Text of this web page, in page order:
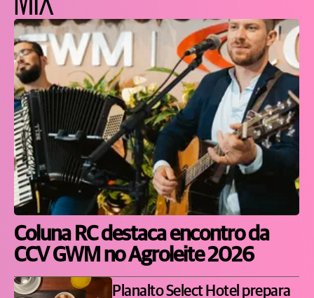
Coluna RC destaca encontro da
CCV GWM no Agroleite 2026
Planalto Select Hotel prepara